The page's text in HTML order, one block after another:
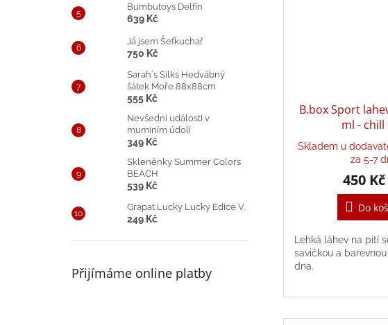
Bumbutoys Delfín
639 Kč
Já jsem Šefkuchař
750 Kč
Sarah´s Silks Hedvábný
šátek Moře 88x88cm
555 Kč
Nevšední události v
muminím údolí
349 Kč
Skleněnky Summer Colors
BEACH
539 Kč
Grapat Lucky Lucky Edice V.
249 Kč
Přijímáme online platby
B.box Sport
ml -
Skladem u
za 5-7
450 Kč
Do
Lehká láhev na pití
savičkou a
dna.